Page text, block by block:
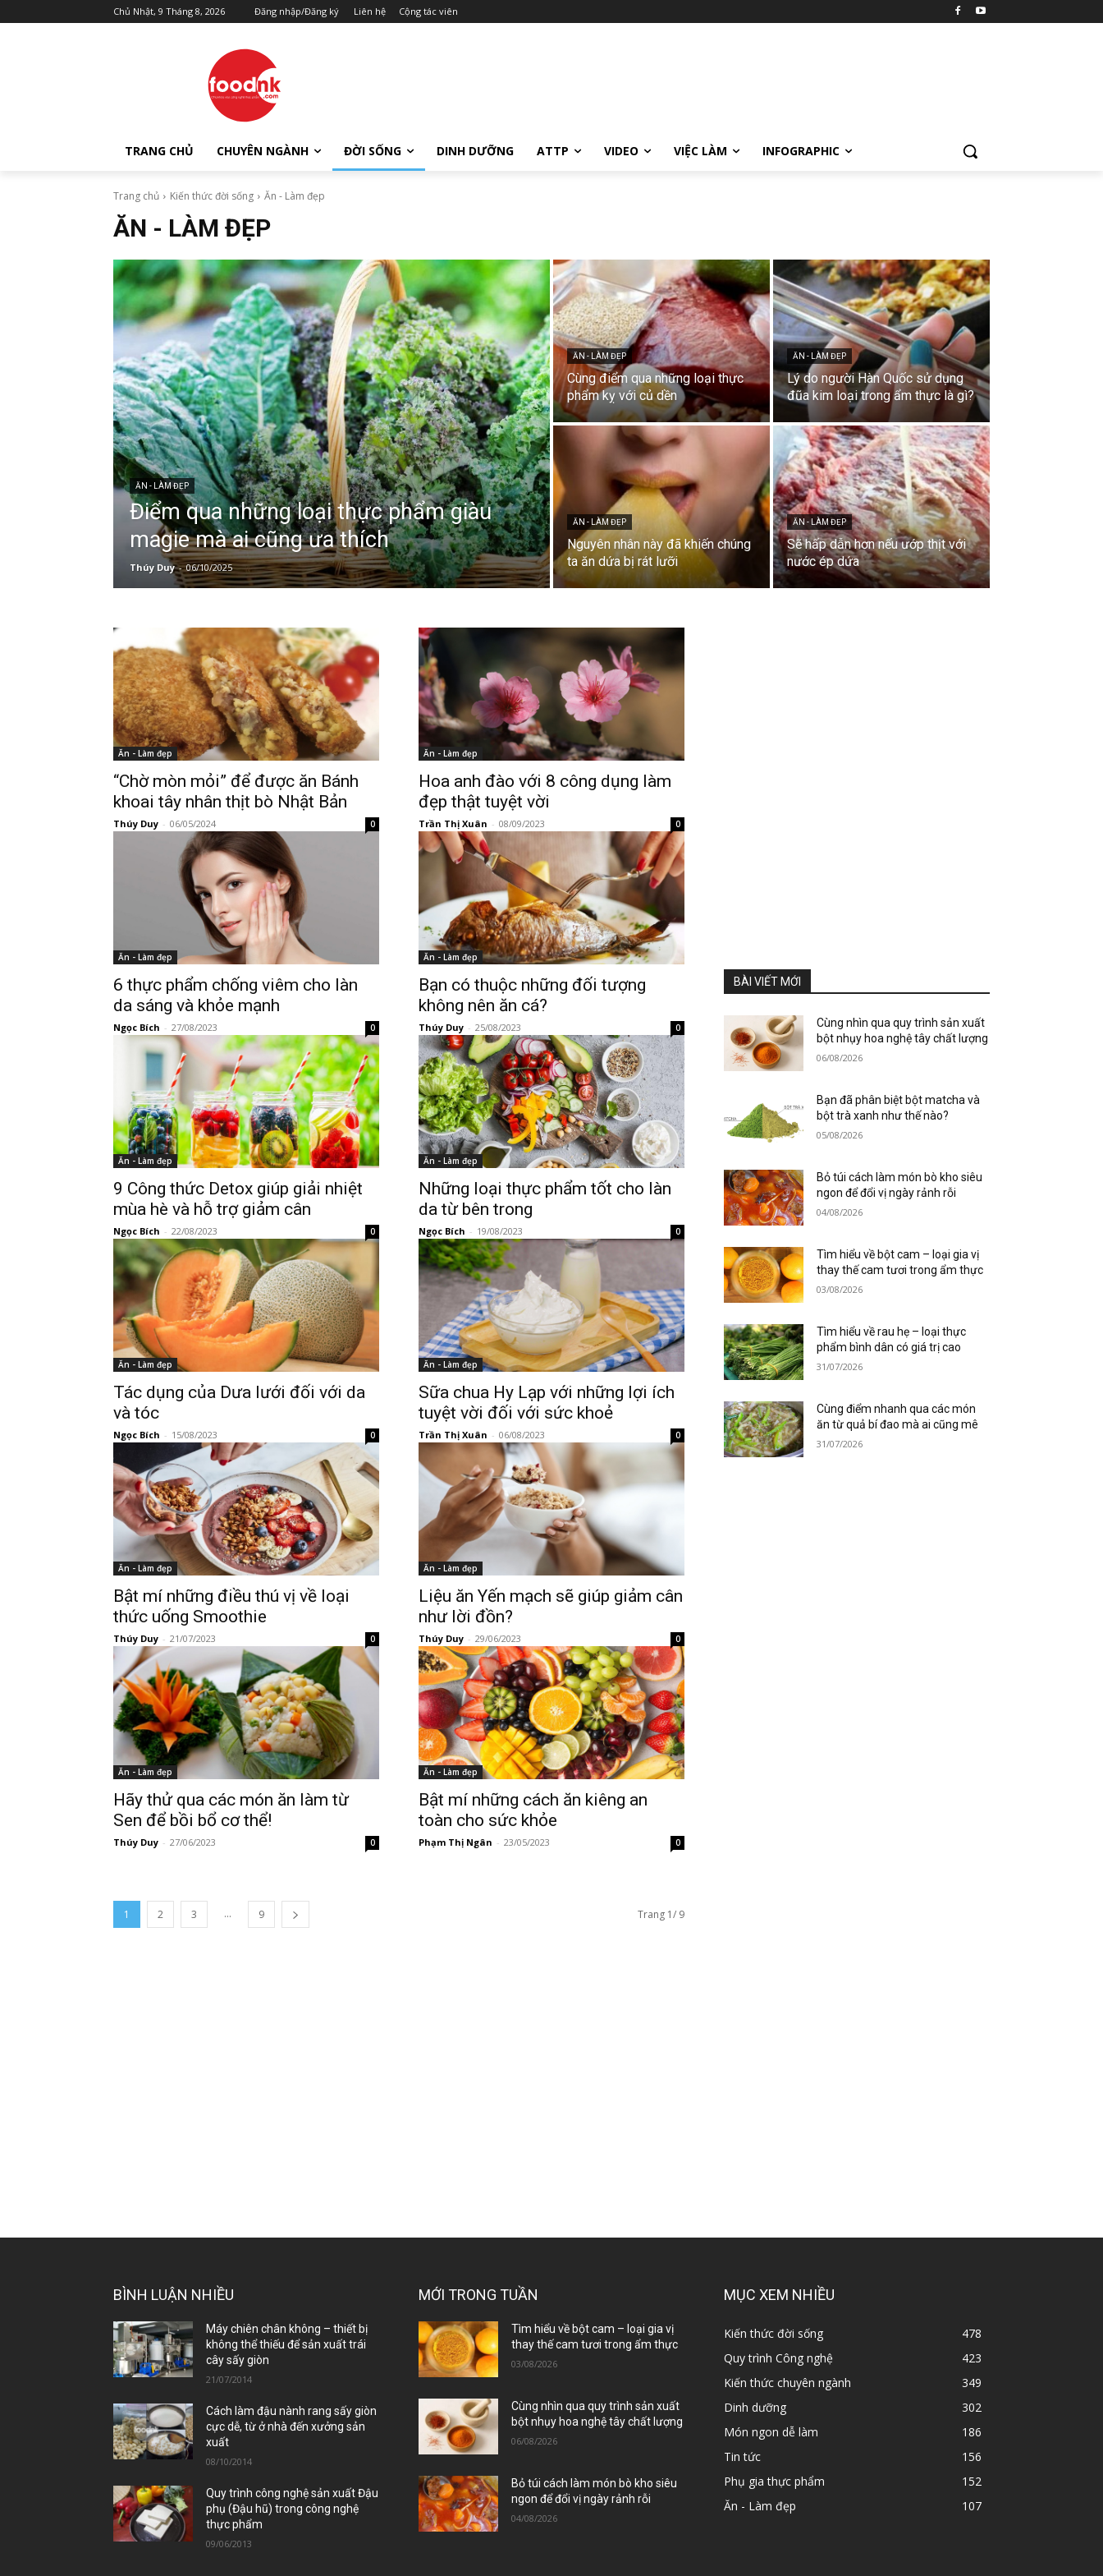
Chủ Nhật, 9 Tháng 8, 2026 Đăng nhập/Đăng ký Liên hệ Cộng tác viên
TRANG CHỦ CHUYÊN NGÀNH ĐỜI SỐNG DINH DƯỠNG ATTP VIDEO VIỆC LÀM INFOGRAPHIC
Trang chủ Kiến thức đời sống Ăn - Làm đẹp
ĂN - LÀM ĐẸP
ĂN - LÀM ĐẸP
Điểm qua những loại thực phẩm giàu
magie mà ai cũng ưa thích
Thúy Duy - 06/10/2025
ĂN - LÀM ĐẸP
Cùng điểm qua những loại thực
phẩm kỵ với củ dền
ĂN - LÀM ĐẸP
Lý do người Hàn Quốc sử dụng
đũa kim loại trong ẩm thực là gì?
ĂN - LÀM ĐẸP
Nguyên nhân này đã khiến chúng
ta ăn dứa bị rát lưỡi
ĂN - LÀM ĐẸP
Sẽ hấp dẫn hơn nếu ướp thịt với
nước ép dứa
Ăn - Làm đẹp
“Chờ mòn mỏi” để được ăn Bánh
khoai tây nhân thịt bò Nhật Bản
Thúy Duy - 06/05/2024 0
Ăn - Làm đẹp
Hoa anh đào với 8 công dụng làm
đẹp thật tuyệt vời
Trần Thị Xuân - 08/09/2023 0
Ăn - Làm đẹp
6 thực phẩm chống viêm cho làn
da sáng và khỏe mạnh
Ngọc Bích - 27/08/2023 0
Ăn - Làm đẹp
Bạn có thuộc những đối tượng
không nên ăn cá?
Thúy Duy - 25/08/2023 0
Ăn - Làm đẹp
9 Công thức Detox giúp giải nhiệt
mùa hè và hỗ trợ giảm cân
Ngọc Bích - 22/08/2023 0
Ăn - Làm đẹp
Những loại thực phẩm tốt cho làn
da từ bên trong
Ngọc Bích - 19/08/2023 0
Ăn - Làm đẹp
Tác dụng của Dưa lưới đối với da
và tóc
Ngọc Bích - 15/08/2023 0
Ăn - Làm đẹp
Sữa chua Hy Lạp với những lợi ích
tuyệt vời đối với sức khoẻ
Trần Thị Xuân - 06/08/2023 0
Ăn - Làm đẹp
Bật mí những điều thú vị về loại
thức uống Smoothie
Thúy Duy - 21/07/2023 0
Ăn - Làm đẹp
Liệu ăn Yến mạch sẽ giúp giảm cân
như lời đồn?
Thúy Duy - 29/06/2023 0
Ăn - Làm đẹp
Hãy thử qua các món ăn làm từ
Sen để bồi bổ cơ thể!
Thúy Duy - 27/06/2023 0
Ăn - Làm đẹp
Bật mí những cách ăn kiêng an
toàn cho sức khỏe
Phạm Thị Ngân - 23/05/2023 0
1 2 3 ... 9 Trang 1/ 9
BÀI VIẾT MỚI
Cùng nhìn qua quy trình sản xuất
bột nhụy hoa nghệ tây chất lượng
06/08/2026
Bạn đã phân biệt bột matcha và
bột trà xanh như thế nào?
05/08/2026
Bỏ túi cách làm món bò kho siêu
ngon để đổi vị ngày rảnh rỗi
04/08/2026
Tìm hiểu về bột cam – loại gia vị
thay thế cam tươi trong ẩm thực
03/08/2026
Tìm hiểu về rau hẹ – loại thực
phẩm bình dân có giá trị cao
31/07/2026
Cùng điểm nhanh qua các món
ăn từ quả bí đao mà ai cũng mê
31/07/2026
BÌNH LUẬN NHIỀU
Máy chiên chân không – thiết bị
không thể thiếu để sản xuất trái
cây sấy giòn
21/07/2014
Cách làm đậu nành rang sấy giòn
cực dễ, từ ở nhà đến xưởng sản
xuất
08/10/2014
Quy trình công nghệ sản xuất Đậu
phụ (Đậu hũ) trong công nghệ
thực phẩm
09/06/2013
MỚI TRONG TUẦN
Tìm hiểu về bột cam – loại gia vị
thay thế cam tươi trong ẩm thực
03/08/2026
Cùng nhìn qua quy trình sản xuất
bột nhụy hoa nghệ tây chất lượng
06/08/2026
Bỏ túi cách làm món bò kho siêu
ngon để đổi vị ngày rảnh rỗi
04/08/2026
MỤC XEM NHIỀU
Kiến thức đời sống
478
Quy trình Công nghệ
423
Kiến thức chuyên ngành
349
Dinh dưỡng
302
Món ngon dễ làm
186
Tin tức
156
Phụ gia thực phẩm
152
Ăn - Làm đẹp
107